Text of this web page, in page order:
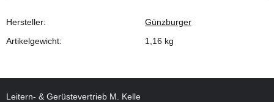
Hersteller:
Günzburger
Artikelgewicht:
1,16 kg
Leitern- & Gerüstevertrieb M. Kelle